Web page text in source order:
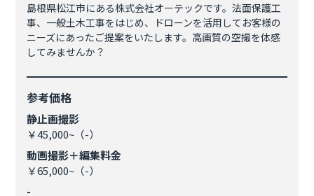
島根県松江市にある株式会社オーテックです。法面保護工
事、一般土木工事をはじめ、ドローンを活用してお客様の
ニーズにあったご提案をいたします。高画質の空撮を体感
してみませんか？
参考価格
静止画撮影
￥45,000~（-）
動画撮影＋編集料金
￥65,000~（-）
-